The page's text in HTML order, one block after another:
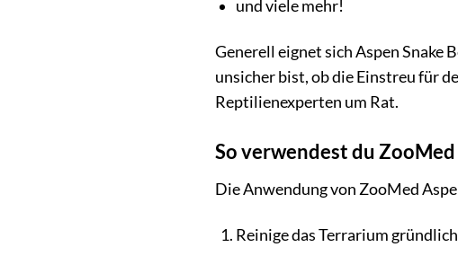
und viele mehr!
Generell eignet sich Aspen Snake
unsicher bist, ob die Einstreu für
Reptilienexperten um Rat.
So verwendest du
Die Anwendung von ZooMed
Reinige das Terrarium